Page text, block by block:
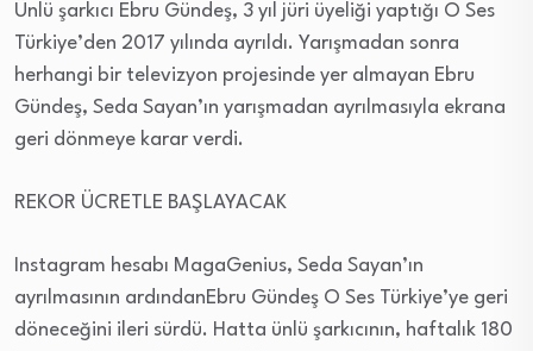
Ünlü şarkıcı Ebru Gündeş, 3 yıl jüri üyeliği yaptığı O Ses
Türkiye’den 2017 yılında ayrıldı. Yarışmadan sonra
herhangi bir televizyon projesinde yer almayan Ebru
Gündeş, Seda Sayan’ın yarışmadan ayrılmasıyla ekrana
geri dönmeye karar verdi.
REKOR ÜCRETLE BAŞLAYACAK
Instagram hesabı MagaGenius, Seda Sayan’ın
ayrılmasının ardındanEbru Gündeş O Ses Türkiye’ye geri
döneceğini ileri sürdü. Hatta ünlü şarkıcının, haftalık 180